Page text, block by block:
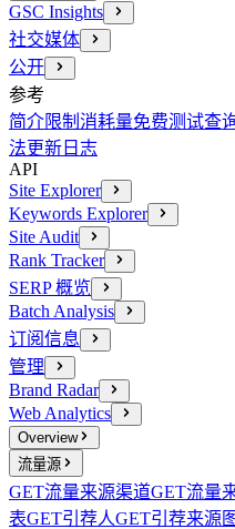
GSC Insights
社交媒体
公开
参考
简介限制消耗量免费测试查
法更新日志
API
Site Explorer
Keywords Explorer
Site Audit
Rank Tracker
SERP 概览
Batch Analysis
订阅信息
管理
Brand Radar
Web Analytics
Overview
流量源
GET流量来源渠道GET流量
表GET引荐人GET引荐来源